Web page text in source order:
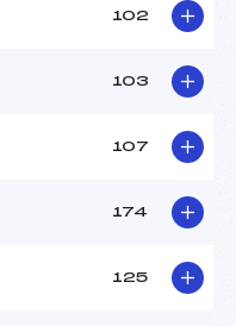
102
103
107
174
125